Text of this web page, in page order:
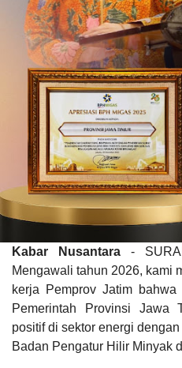
Kabar Nusantara-
Mengawali tahun 2026, kami
kerja Pemprov Jatim
Pemerintah Provinsi Jawa
positif di sektor energi
Badan Pengatur Hilir Minyak